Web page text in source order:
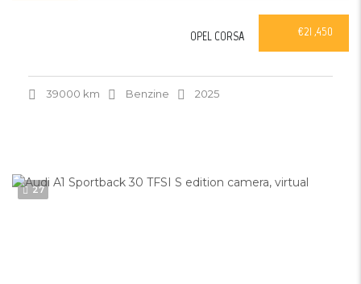
€21 ,450
OPEL CORSA
39000 km Benzine 2025
27